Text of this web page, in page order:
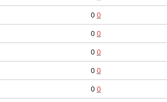
0 0
0 0
0 0
0 0
0 0